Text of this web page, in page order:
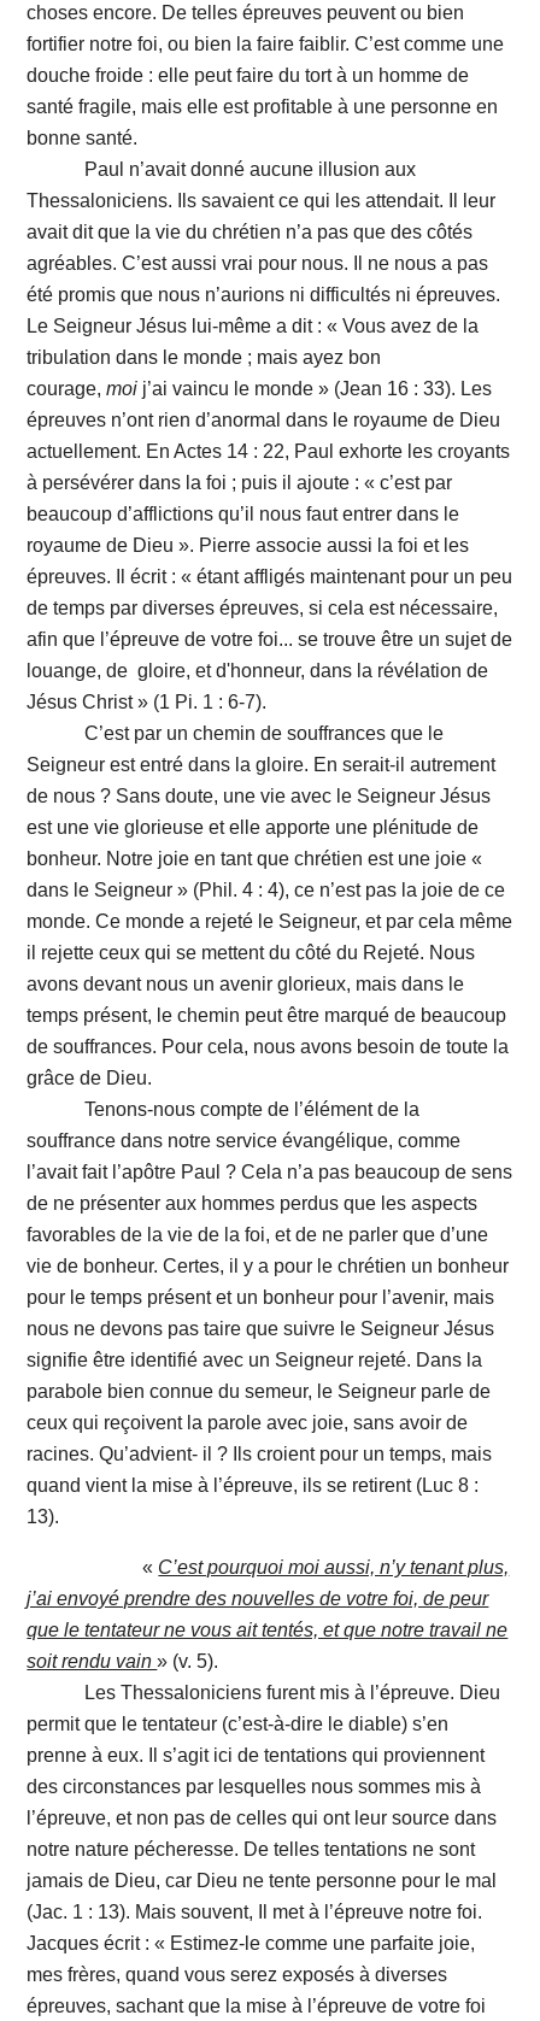
choses encore. De telles épreuves peuvent ou bien
fortifier notre foi, ou bien la faire faiblir. C’est comme une
douche froide : elle peut faire du tort à un homme de
santé fragile, mais elle est profitable à une personne en
bonne santé.
Paul n’avait donné aucune illusion aux
Thessaloniciens. Ils savaient ce qui les attendait. Il leur
avait dit que la vie du chrétien n’a pas que des côtés
agréables. C’est aussi vrai pour nous. Il ne nous a pas
été promis que nous n’aurions ni difficultés ni épreuves.
Le Seigneur Jésus lui-même a dit : « Vous avez de la
tribulation dans le monde ; mais ayez bon
courage,moi j’ai vaincu le monde » (Jean 16 : 33). Les
épreuves n’ont rien d’anormal dans le royaume de Dieu
actuellement. En Actes 14 : 22, Paul exhorte les croyants
à persévérer dans la foi ; puis il ajoute : « c’est par
beaucoup d’afflictions qu’il nous faut entrer dans le
royaume de Dieu ». Pierre associe aussi la foi et les
épreuves. Il écrit : « étant affligés maintenant pour un peu
de temps par diverses épreuves, si cela est nécessaire,
afin que l’épreuve de votre foi... se trouve être un sujet de
louange, de gloire, et d'honneur, dans la révélation de
Jésus Christ » (1 Pi. 1 : 6-7).
C’est par un chemin de souffrances que le
Seigneur est entré dans la gloire. En serait-il autrement
de nous ? Sans doute, une vie avec le Seigneur Jésus
est une vie glorieuse et elle apporte une plénitude de
bonheur. Notre joie en tant que chrétien est une joie «
dans le Seigneur » (Phil. 4 : 4), ce n’est pas la joie de ce
monde. Ce monde a rejeté le Seigneur, et par cela même
il rejette ceux qui se mettent du côté du Rejeté. Nous
avons devant nous un avenir glorieux, mais dans le
temps présent, le chemin peut être marqué de beaucoup
de souffrances. Pour cela, nous avons besoin de toute la
grâce de Dieu.
Tenons-nous compte de l’élément de la
souffrance dans notre service évangélique, comme
l’avait fait l’apôtre Paul ? Cela n’a pas beaucoup de sens
de ne présenter aux hommes perdus que les aspects
favorables de la vie de la foi, et de ne parler que d’une
vie de bonheur. Certes, il y a pour le chrétien un bonheur
pour le temps présent et un bonheur pour l’avenir, mais
nous ne devons pas taire que suivre le Seigneur Jésus
signifie être identifié avec un Seigneur rejeté. Dans la
parabole bien connue du semeur, le Seigneur parle de
ceux qui reçoivent la parole avec joie, sans avoir de
racines. Qu’advient- il ? Ils croient pour un temps, mais
quand vient la mise à l’épreuve, ils se retirent (Luc 8 :
13).
« C’est pourquoi moi aussi, n’y tenant plus,
j’ai envoyé prendre des nouvelles de votre foi, de peur
que le tentateur ne vous ait tentés, et que notre travail ne
soit rendu vain» (v. 5).
Les Thessaloniciens furent mis à l’épreuve. Dieu
permit que le tentateur (c’est-à-dire le diable) s’en
prenne à eux. Il s’agit ici de tentations qui proviennent
des circonstances par lesquelles nous sommes mis à
l’épreuve, et non pas de celles qui ont leur source dans
notre nature pécheresse. De telles tentations ne sont
jamais de Dieu, car Dieu ne tente personne pour le mal
(Jac. 1 : 13). Mais souvent, Il met à l’épreuve notre foi.
Jacques écrit : « Estimez-le comme une parfaite joie,
mes frères, quand vous serez exposés à diverses
épreuves, sachant que la mise à l’épreuve de votre foi